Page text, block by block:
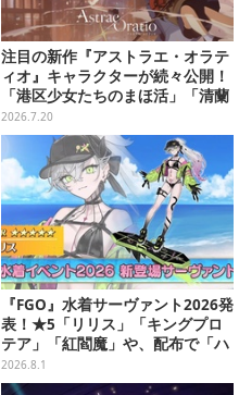
注目の新作『アストラエ・オラテ
ィオ』キャラクターが続々公開！
「港区少女たちのまほ活」「清蘭
同友会」など公式Xでお披露目の
キャラクターをまとめてお届け
2026.7.20
『FGO』水着サーヴァント2026発
表！★5「リリス」「キングプロ
テア」「紅閻魔」や、配布で「ハ
ベトロット」も―今年は全7騎で
お届け
2026.8.1